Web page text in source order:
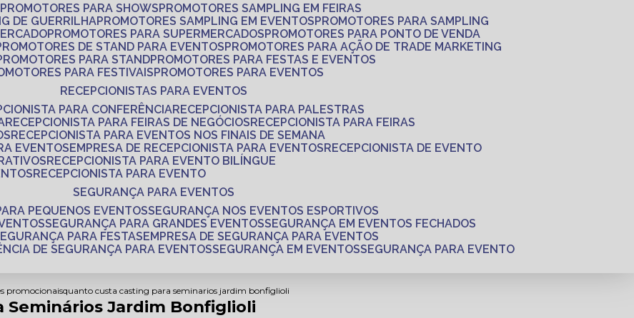
PROMOTORES PARA SHOWS
PROMOTORES SAMPLING EM FEIRAS
DE GUERRILHA PROMOTORES SAMPLING EM EVENTOS
PROMOTORES PARA SAMPLING
PROMOTORES PARA SUPERMERCADOS
PROMOTORES PARA PONTO DE VENDA
PROMOTORES DE STAND PARA EVENTOS
PROMOTORES PARA AÇÃO DE TRADE MARKETING
PROMOTORES PARA STAND PROMOTORES PARA FESTAS E EVENTOS
PARA FESTIVAIS
PROMOTORES PARA EVENTOS
RECEPCIONISTAS PARA EVENTOS
PARA CONFERÊNCIA
RECEPCIONISTA PARA PALESTRAS
RECEPCIONISTA PARA FEIRAS DE NEGÓCIOS
RECEPCIONISTA PARA FEIRAS
RECEPCIONISTA PARA EVENTOS NOS FINAIS DE SEMANA
EVENTOS
EMPRESA DE RECEPCIONISTA PARA EVENTOS
RECEPCIONISTA DE EVENTO
RECEPCIONISTA PARA EVENTO BILÍNGUE
RECEPCIONISTA PARA EVENTO
SEGURANÇA PARA EVENTOS
PEQUENOS EVENTOS SEGURANÇA NOS EVENTOS ESPORTIVOS
SEGURANÇA PARA GRANDES EVENTOS SEGURANÇA EM EVENTOS FECHADOS
SEGURANÇA PARA FESTAS
EMPRESA DE SEGURANÇA PARA EVENTOS
DE SEGURANÇA PARA EVENTOS SEGURANÇA EM EVENTOS SEGURANÇA PARA EVENTO
promocionaisquanto custa casting para seminarios jardim bonfiglioli
Seminários Jardim Bonfiglioli